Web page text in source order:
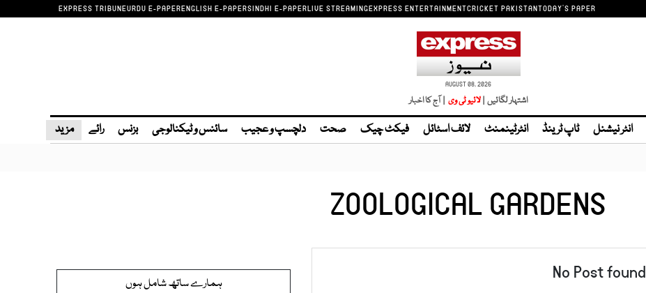
EXPRESS TRIBUNEURDU E-PAPERENGLISH E-PAPERSINDHI E-PAPERLIVE STREAMINGEXPRESS ENTERTAINMENTCRICKET PAKISTANTODAY'S PAPER
AUGUST 08, 2026
اشتہار لگائیں | | آج کا اخبار
انٹر نیشنل ٹاپ ٹرینڈ انٹرٹینمنٹ لائف اسٹائل فیکٹ چیک صحت دلچسپ و عجیب سائنس و ٹیکنالوجی بزنس رائے مزید
ZOOLOGICAL GARDENS
No Post found ہمارے ساتھ شامل ہوں